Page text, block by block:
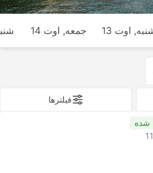
اوت 13 جمعه, اوت 14
فیلتر‌ها
شده